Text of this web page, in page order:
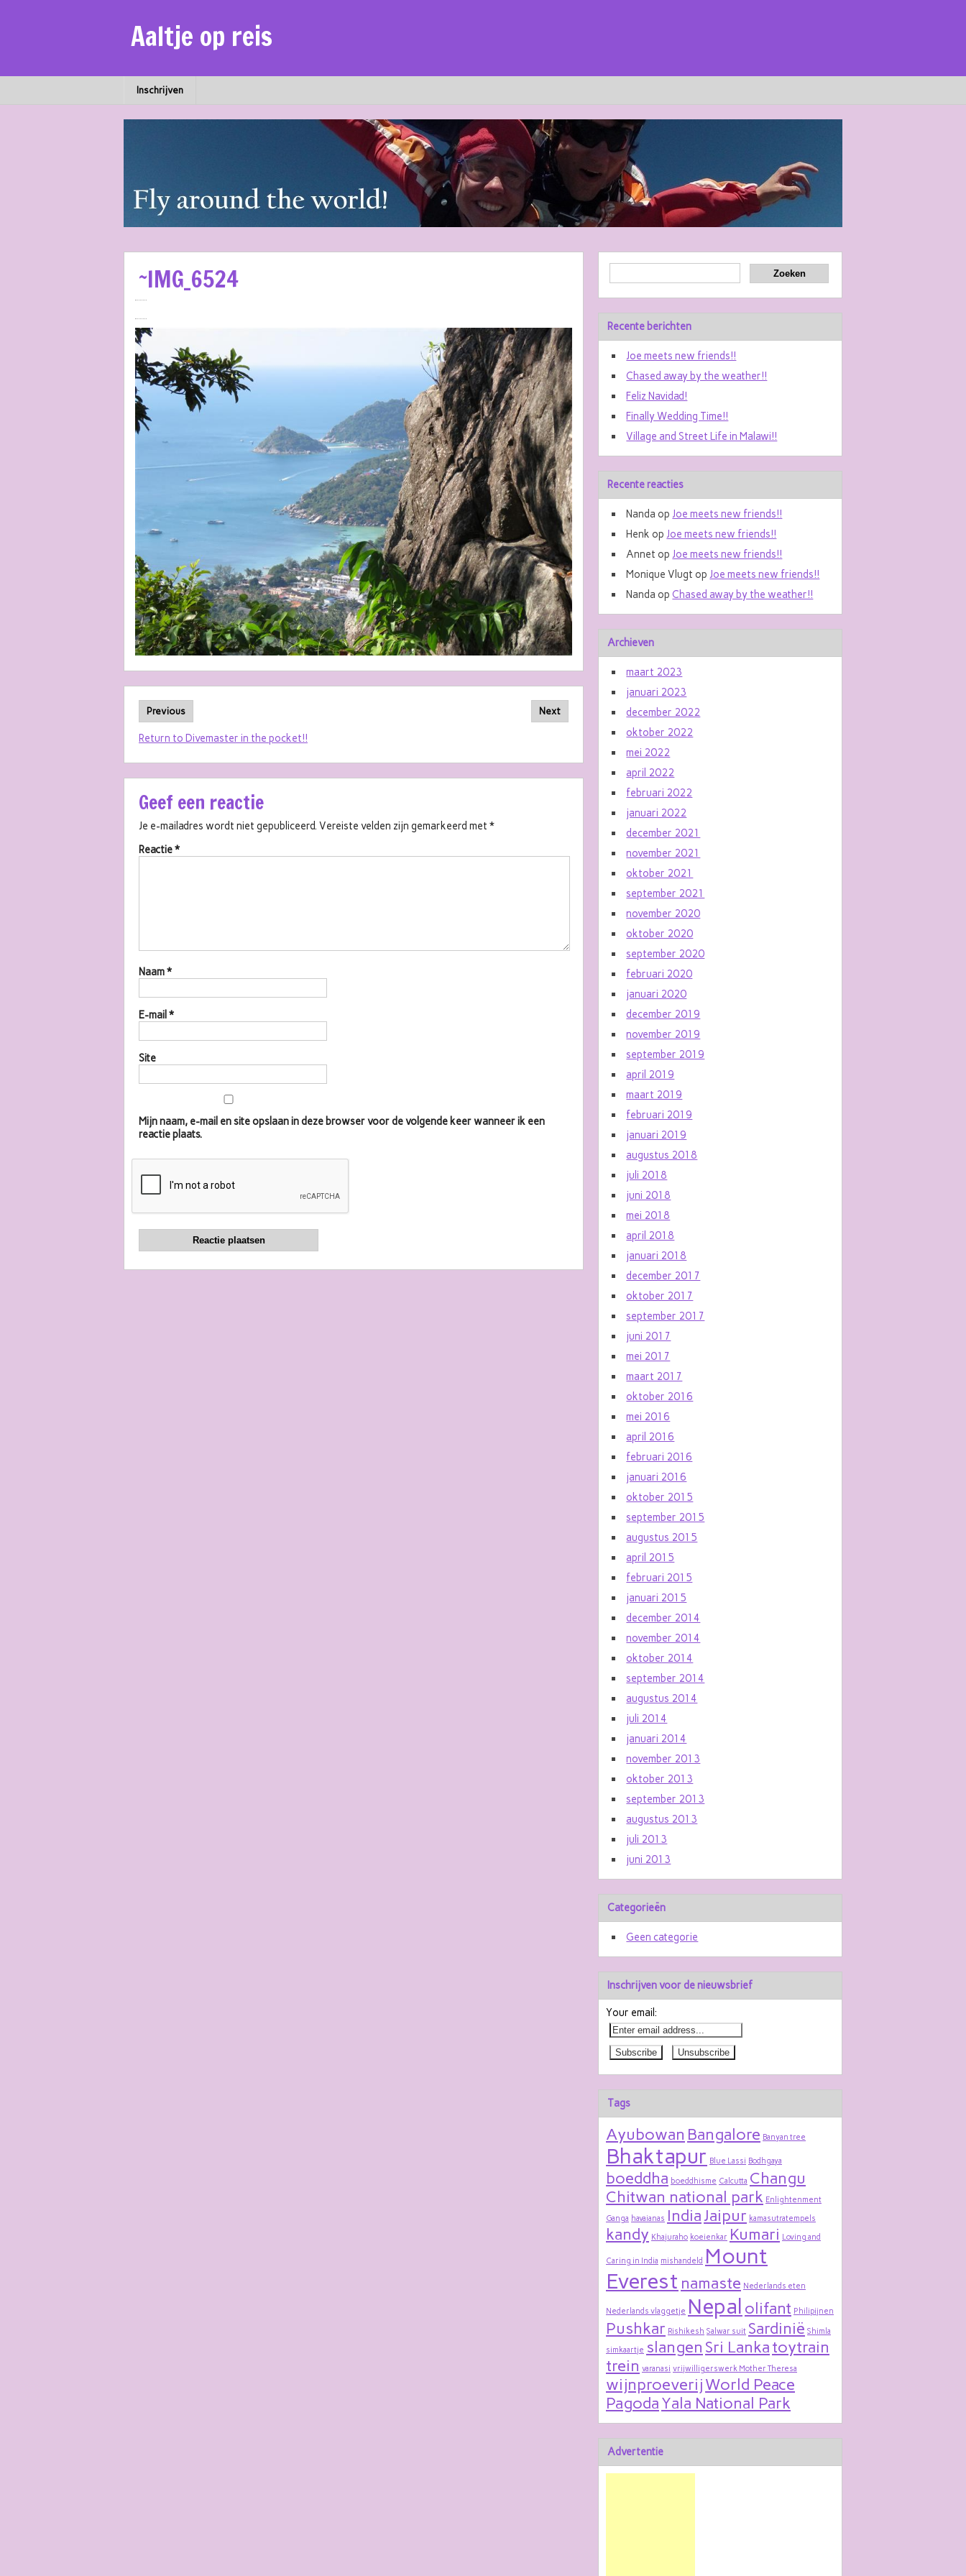
Aaltje op reis
Inschrijven
~IMG_6524
Previous Next
Return to Divemaster in the pocket!!
Geef een reactie
Je e-mailadres wordt niet gepubliceerd. Vereiste velden zijn gemarkeerd met *
Reactie*
Naam*
E-mail *
Site
Mijn naam, e-mail en site opslaan in deze browser voor de volgende keer wanneer ik een
reactie plaats.
Recente berichten
Joe meets new friends!!
Chased away by the weather!!
Feliz Navidad!
Finally Wedding Time!!
Village and Street Life in Malawi!!
Recente reacties
Nanda opJoe meets new friends!!
Henk opJoe meets new friends!!
Annet opJoe meets new friends!!
Monique Vlugt opJoe meets new friends!!
Nanda opChased away by the weather!!
Archieven
maart 2023
januari 2023
december 2022
oktober 2022
mei 2022
april 2022
februari 2022
januari 2022
december 2021
november 2021
oktober 2021
september 2021
november 2020
oktober 2020
september 2020
februari 2020
januari 2020
december 2019
november 2019
september 2019
april 2019
maart 2019
februari 2019
januari 2019
augustus 2018
juli 2018
juni 2018
mei 2018
april 2018
januari 2018
december 2017
oktober 2017
september 2017
juni 2017
mei 2017
maart 2017
oktober 2016
mei 2016
april 2016
februari 2016
januari 2016
oktober 2015
september 2015
augustus 2015
april 2015
februari 2015
januari 2015
december 2014
november 2014
oktober 2014
september 2014
augustus 2014
juli 2014
januari 2014
november 2013
oktober 2013
september 2013
augustus 2013
juli 2013
juni 2013
Categorieën
Geen categorie
Inschrijven voor de nieuwsbrief
Your email:
Tags
Ayubowan Bangalore Banyan tree
Bhaktapur Blue Lassi Bodhgaya
boeddha boeddhisme Calcutta Changu
Chitwan national park Enlightenment
Ganga havaianas IndiaJaipur kamasutratempels
kandy Khajuraho koeienkar Kumari Loving and
Caring in India mishandeld Mount
Everest namaste Nederlands eten
Nederlands vlaggetje Nepal olifant Philipijnen
Pushkar Rishikesh Salwar suit Sardinië Shimla
simkaartje slangen Sri Lankatoytrain
trein varanasi vrijwilligerswerk Mother Theresa
wijnproeverijWorld Peace
PagodaYala National Park
Advertentie